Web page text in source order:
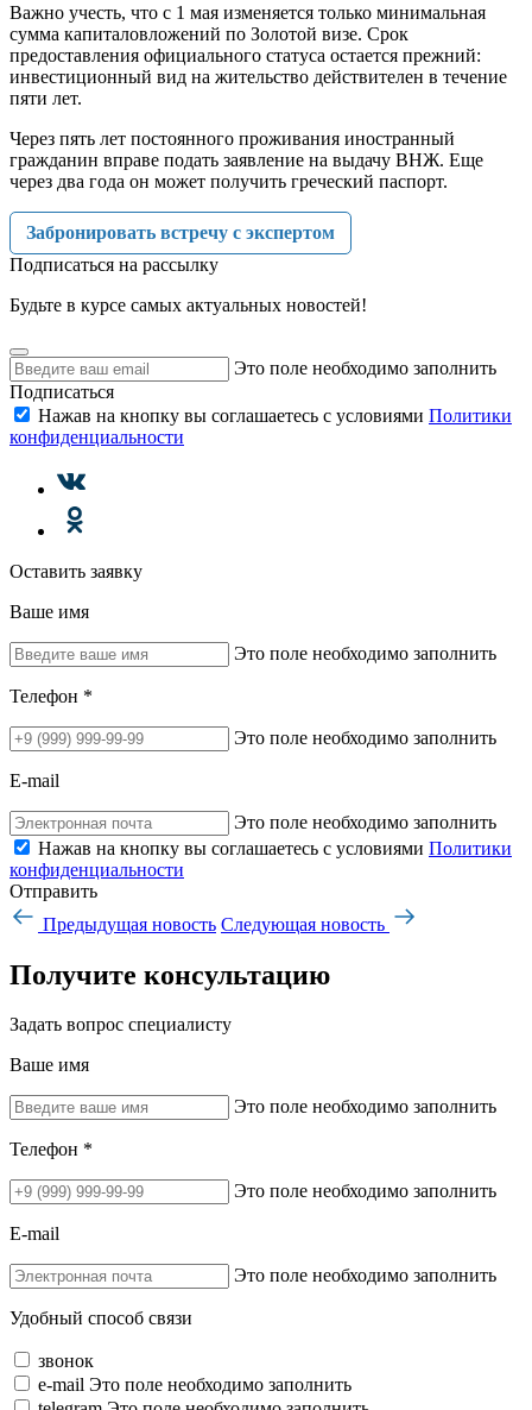
Важно учесть, что с 1 мая изменяется только минимальная
сумма капиталовложений по Золотой визе. Срок
предоставления официального статуса остается прежний:
инвестиционный вид на жительство действителен в течение
пяти лет.
Через пять лет постоянного проживания иностранный
гражданин вправе подать заявление на выдачу ВНЖ. Еще
через два года он может получить греческий паспорт.
Забронировать встречу с экспертом
Подписаться на рассылку
Будьте в курсе самых актуальных новостей!
Это поле необходимо заполнить
Подписаться
Нажав на кнопку вы соглашаетесь с условиями Политики
конфиденциальности
Оставить заявку
Ваше имя
Это поле необходимо заполнить
Телефон *
Это поле необходимо заполнить
E-mail
Это поле необходимо заполнить
Нажав на кнопку вы соглашаетесь с условиями Политики
конфиденциальности
Отправить
Предыдущая новость Следующая новость
Получите консультацию
Задать вопрос специалисту
Ваше имя
Это поле необходимо заполнить
Телефон *
Это поле необходимо заполнить
E-mail
Это поле необходимо заполнить
Удобный способ связи
звонок
e-mail Это поле необходимо заполнить